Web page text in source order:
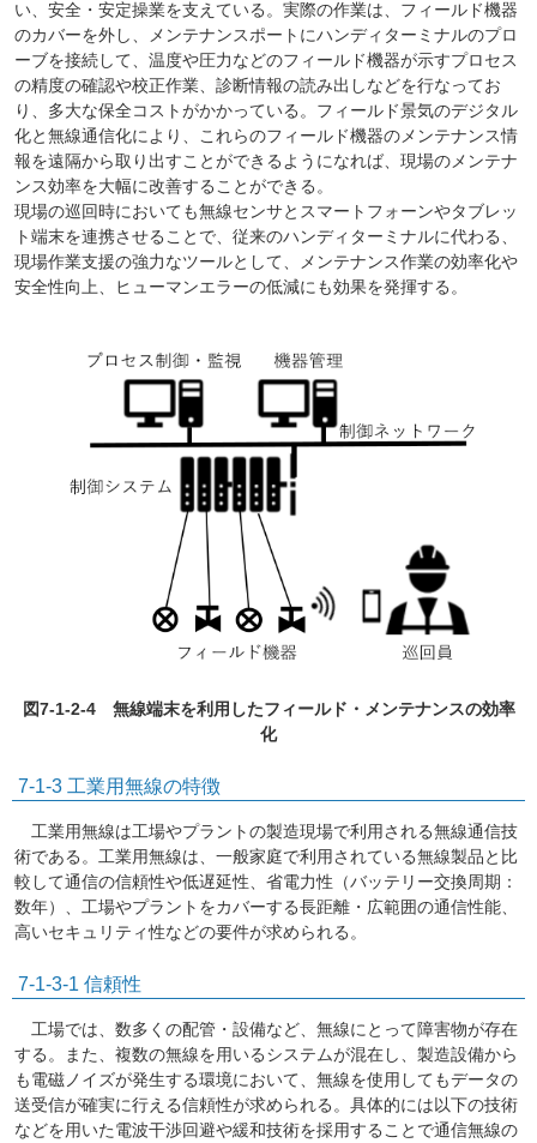
い、安全・安定操業を支えている。実際の作業は、フィールド機器
のカバーを外し、メンテナンスポートにハンディターミナルのプロ
ーブを接続して、温度や圧力などのフィールド機器が示すプロセス
の精度の確認や校正作業、診断情報の読み出しなどを行なってお
り、多大な保全コストがかかっている。フィールド景気のデジタル
化と無線通信化により、これらのフィールド機器のメンテナンス情
報を遠隔から取り出すことができるようになれば、現場のメンテナ
ンス効率を大幅に改善することができる。
現場の巡回時においても無線センサとスマートフォーンやタブレッ
ト端末を連携させることで、従来のハンディターミナルに代わる、
現場作業支援の強力なツールとして、メンテナンス作業の効率化や
安全性向上、ヒューマンエラーの低減にも効果を発揮する。
図7-1-2-4 無線端末を利用したフィールド・メンテナンスの効率
化
7-1-3 工業用無線の特徴
工業用無線は工場やプラントの製造現場で利用される無線通信技
術である。工業用無線は、一般家庭で利用されている無線製品と比
較して通信の信頼性や低遅延性、省電力性（バッテリー交換周期：
数年）、工場やプラントをカバーする長距離・広範囲の通信性能、
高いセキュリティ性などの要件が求められる。
7-1-3-1 信頼性
工場では、数多くの配管・設備など、無線にとって障害物が存在
する。また、複数の無線を用いるシステムが混在し、製造設備から
も電磁ノイズが発生する環境において、無線を使用してもデータの
送受信が確実に行える信頼性が求められる。具体的には以下の技術
などを用いた電波干渉回避や緩和技術を採用することで通信無線の